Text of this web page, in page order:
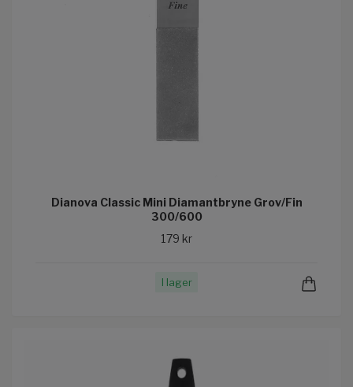
Dianova Classic Mini Diamantbryne Grov/Fin
300/600
179 kr
I lager